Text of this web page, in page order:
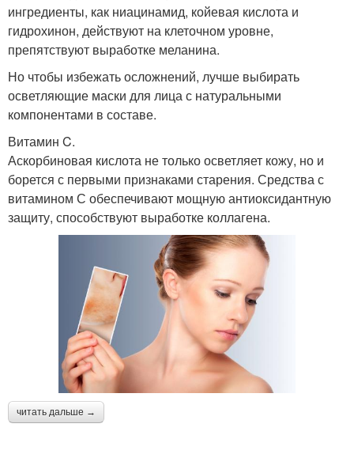
ингредиенты, как ниацинамид, койевая кислота и
гидрохинон, действуют на клеточном уровне,
препятствуют выработке меланина.
Но чтобы избежать осложнений, лучше выбирать
осветляющие маски для лица с натуральными
компонентами в составе.
Витамин C.
Аскорбиновая кислота не только осветляет кожу, но и
борется с первыми признаками старения. Средства с
витамином С обеспечивают мощную антиоксидантную
защиту, способствуют выработке коллагена.
читать дальше →